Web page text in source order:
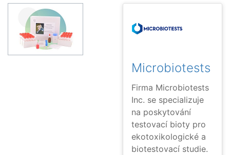
Microbiotests
Firma Microbiotests
Inc. se specializuje
na poskytování
testovací bioty pro
ekotoxikologické a
biotestovací studie.